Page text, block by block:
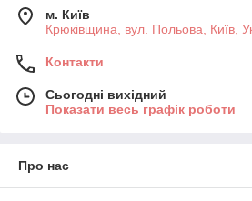
м. Київ
Крюківщина, вул. Польова, Київ,
Контакти
Сьогодні вихідний
Показати весь графік роботи
Про нас